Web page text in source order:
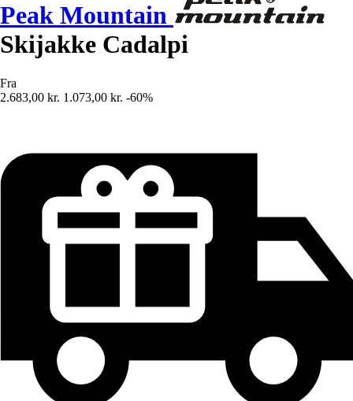
Peak Mountain
Skijakke Cadalpi
Fra
2.683,00 kr. 1.073,00 kr. -60%